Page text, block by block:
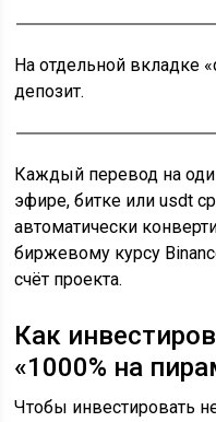
На отдельной вкладке
депозит.
Каждый перевод на
эфире, битке или usdt
автоматически
биржевому курсу
счёт проекта.
Как
«1000% на
Чтобы инвестировать